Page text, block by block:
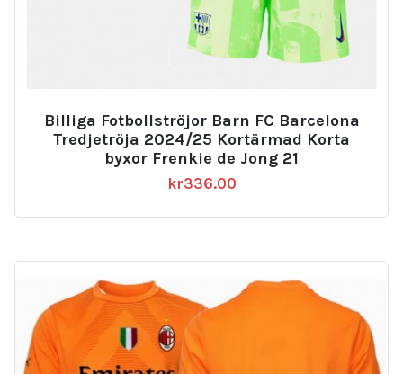
Billiga Fotbollströjor Barn FC Barcelona
Tredjetröja 2024/25 Kortärmad Korta
byxor Frenkie de Jong 21
kr336.00